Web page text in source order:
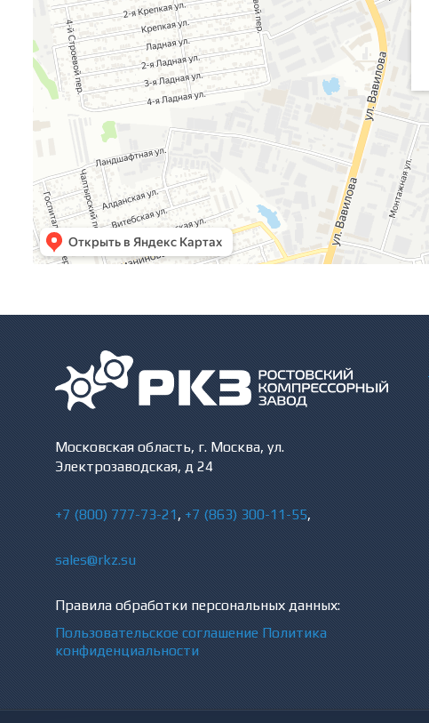
Московская область, г. Москва, ул.
Электрозаводская, д 24
+7 (800) 777-73-21, +7 (863) 300-11-55,
sales@rkz.su
Правила обработки персональных данных:
Пользовательское соглашение Политика
конфиденциальности